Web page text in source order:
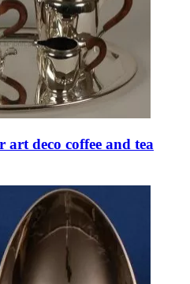
art deco coffee and tea